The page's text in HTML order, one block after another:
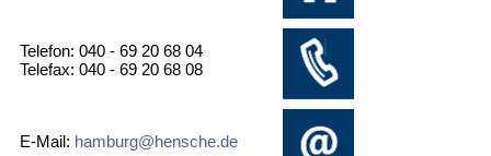
Telefon: 040 - 69 20 68 04
Telefax: 040 - 69 20 68 08
E-Mail: hamburg@hensche.de